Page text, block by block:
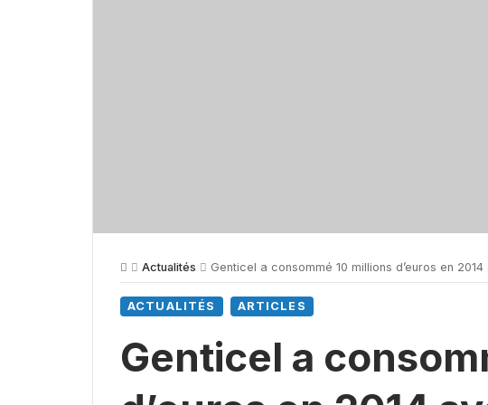
Actualités Genticel a consommé 10 millions d’euros en 2014 avec le
ACTUALITÉS ARTICLES
Genticel a